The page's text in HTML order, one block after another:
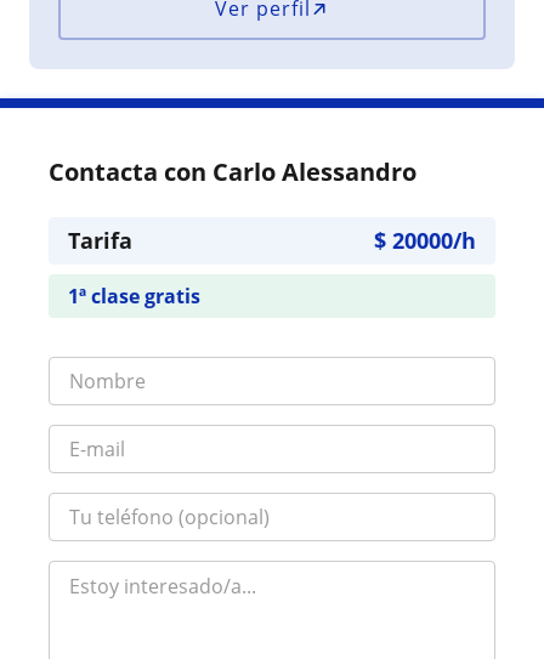
Ver perfil
Contacta con Carlo Alessandro
Tarifa $ 20000/h
1ª clase gratis